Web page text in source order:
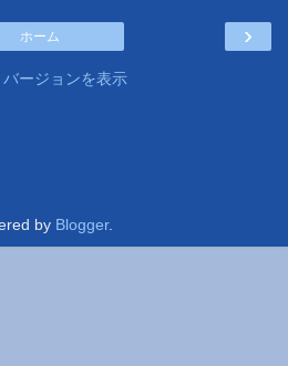
›
ホーム
バージョンを表示
by Blogger.